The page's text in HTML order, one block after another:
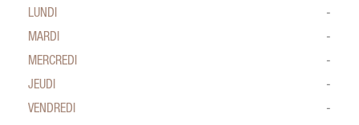
LUNDI
-
MARDI
-
MERCREDI
-
JEUDI
-
VENDREDI
-